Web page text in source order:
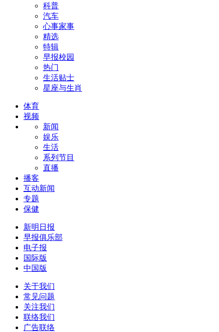
科普
汽车
心事家事
精选
特辑
早报校园
热门
生活贴士
星座与生肖
体育
视频
新闻
娱乐
生活
系列节目
直播
播客
互动新闻
专题
保健
新明日报
早报俱乐部
电子报
国际版
中国版
关于我们
常见问题
关注我们
联络我们
广告联络